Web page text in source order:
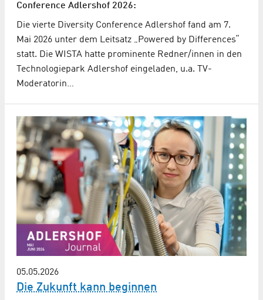
Conference Adlershof 2026:
Die vierte Diversity Conference Adlershof fand am 7.
Mai 2026 unter dem Leitsatz „Powered by Differences“
statt. Die WISTA hatte prominente Redner/innen in den
Technologiepark Adlershof eingeladen, u.a. TV-
Moderatorin…
05.05.2026
Die Zukunft kann beginnen